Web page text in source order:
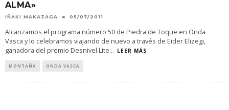
ALMA»
IÑAKI MAKAZAGA 05/07/2011
Alcanzamos el programa número 50 de Piedra de Toque en Onda
Vasca y lo celebramos viajando de nuevo a través de Eider Elizegi,
ganadora del premio Desnivel Lite... LEER MÁS
MONTAÑA ONDA VASCA